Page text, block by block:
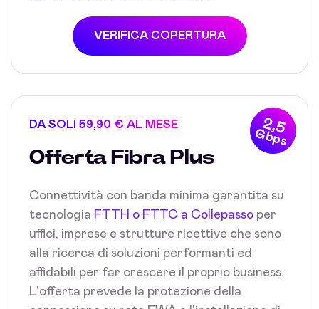
VERIFICA COPERTURA
2,5
Gbps
DA SOLI 59,90 € AL MESE
Offerta Fibra Plus
Connettività con banda minima garantita su
tecnologia FTTH o FTTC a Collepasso per
uffici, imprese e strutture ricettive che sono
alla ricerca di soluzioni performanti ed
affidabili per far crescere il proprio business.
L'offerta prevede la protezione della